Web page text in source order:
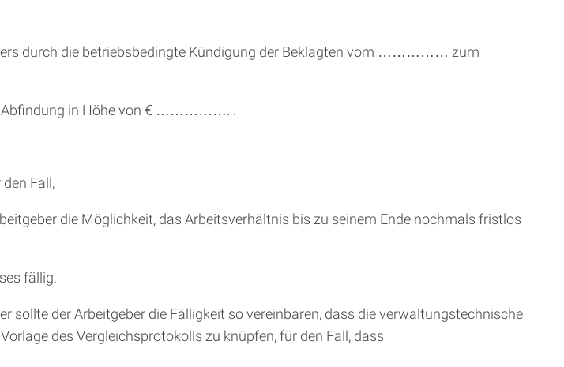
durch die betriebsbedingte Kündigung der Beklagten vom …………… zum
Abfindung in Höhe von € ……………. .
Fall,
die Möglichkeit, das Arbeitsverhältnis bis zu seinem Ende nochmals fristlos
fällig.
sollte der Arbeitgeber die Fälligkeit so vereinbaren, dass die verwaltungstechnische
des Vergleichsprotokolls zu knüpfen, für den Fall, dass